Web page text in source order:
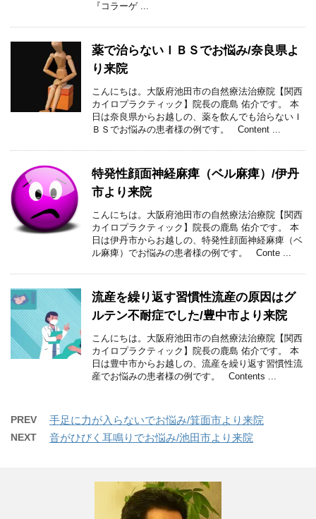
『コラーゲ ...
薬で治らないＩＢＳでお悩み/奈良県よ
り来院
こんにちは。大阪府池田市の自然療法治療院【関西
カイロプラクティック】院長の鹿島 佑介です。 本
日は奈良県からお越しの、薬を飲んでも治らないＩ
ＢＳでお悩みの患者様の例です。 Content ...
特発性顔面神経麻痺（ベル麻痺）/伊丹
市より来院
こんにちは。大阪府池田市の自然療法治療院【関西
カイロプラクティック】院長の鹿島 佑介です。 本
日は伊丹市からお越しの、特発性顔面神経麻痺（ベ
ル麻痺）でお悩みの患者様の例です。 Conte ...
流産を繰り返す習慣性流産の原因はグ
ルテン不耐症でした/豊中市より来院
こんにちは。大阪府池田市の自然療法治療院【関西
カイロプラクティック】院長の鹿島 佑介です。 本
日は豊中市からお越しの、流産を繰り返す習慣性流
産でお悩みの患者様の例です。 Contents ...
PREV 手足に力が入らないでお悩み/箕面市より来院
NEXT 音がひびく耳鳴りでお悩み/池田市より来院